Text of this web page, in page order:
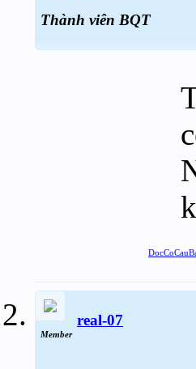
Thành viên BQT
real-07
Member